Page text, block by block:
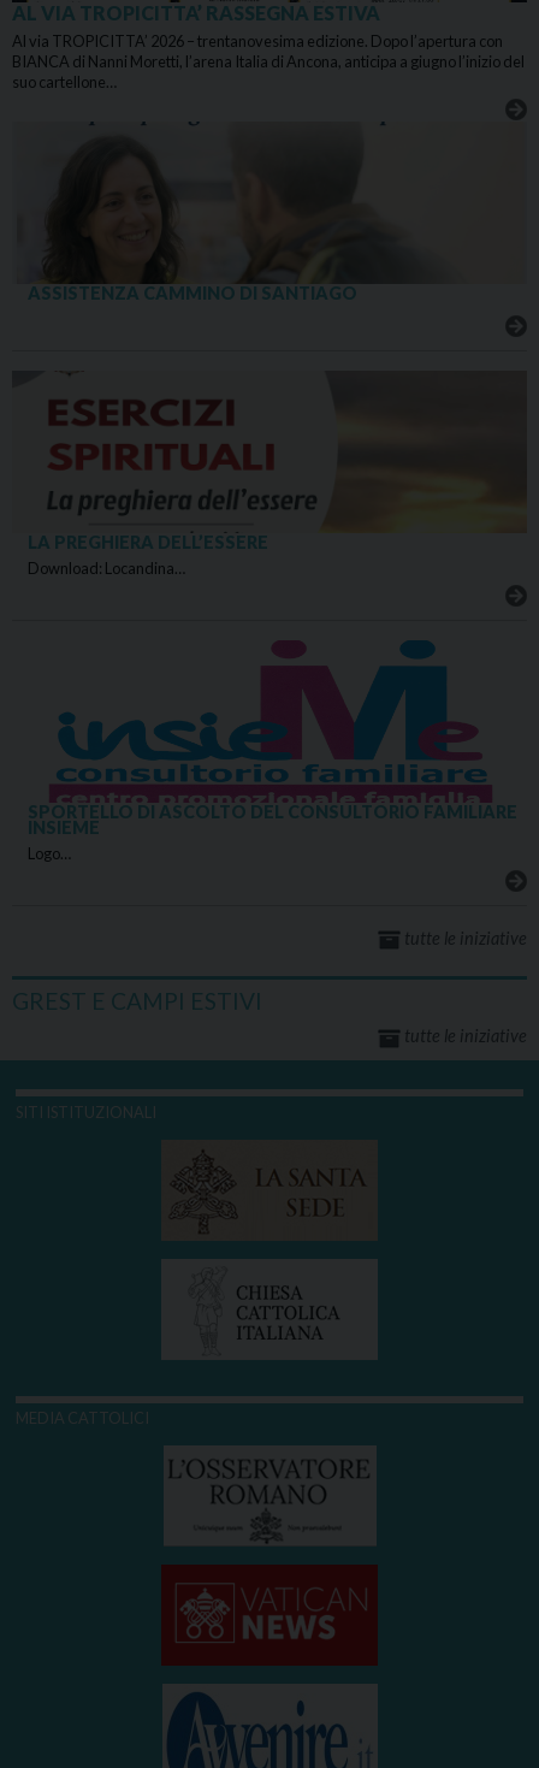
AL VIA TROPICITTA’ RASSEGNA ESTIVA
Al via TROPICITTA’ 2026 – trentanovesima edizione. Dopo l’apertura con
BIANCA di Nanni Moretti, l’arena Italia di Ancona, anticipa a giugno l’inizio del
suo cartellone…
ASSISTENZA CAMMINO DI SANTIAGO
LA PREGHIERA DELL’ESSERE
Download: Locandina…
SPORTELLO DI ASCOLTO DEL CONSULTORIO FAMILIARE
INSIEME
Logo…
tutte le iniziative
GREST E CAMPI ESTIVI
tutte le iniziative
SITI ISTITUZIONALI
MEDIA CATTOLICI